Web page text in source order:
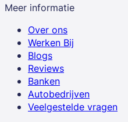
Meer informatie
Over ons
Werken Bij
Blogs
Reviews
Banken
Autobedrijven
Veelgestelde vragen